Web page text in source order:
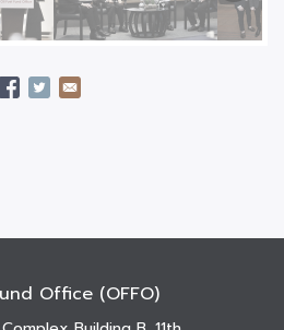
Office (OFFO)